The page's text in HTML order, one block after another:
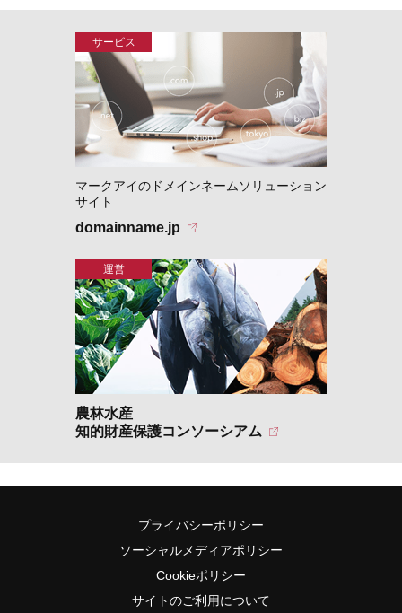
マークアイのドメインネームソリューション
サイト
domainname.jp
農林水産
知的財産保護コンソーシアム
プライバシーポリシー
ソーシャルメディアポリシー
Cookieポリシー
サイトのご利用について